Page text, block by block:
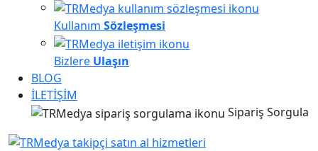
Kullanım Sözleşmesi
Bizlere Ulaşın
BLOG
İLETİŞİM
Sipariş Sorgula